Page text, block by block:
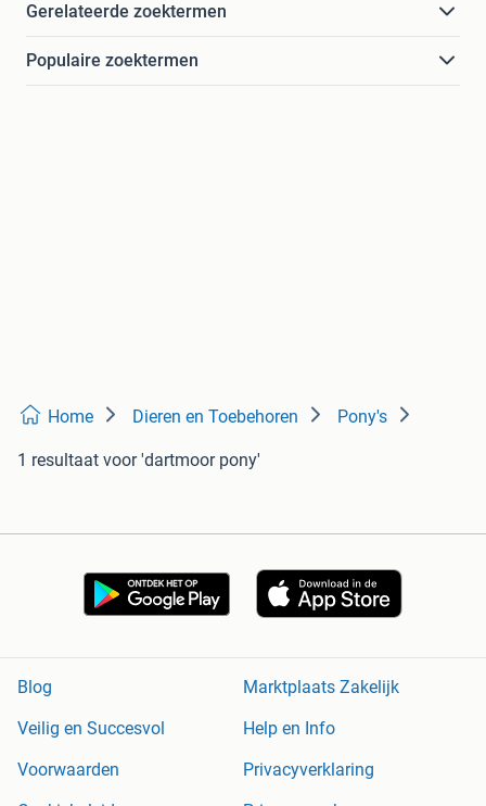
Gerelateerde zoektermen
Populaire zoektermen
Home Dieren en Toebehoren Pony's
1 resultaat voor 'dartmoor pony'
Blog
Marktplaats Zakelijk
Veilig en Succesvol
Help en Info
Voorwaarden
Privacyverklaring